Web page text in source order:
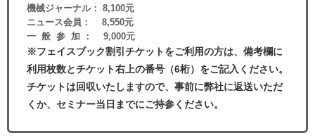
機械ジャーナル： 8,100元
ニュース会員： 8,550元
一 般 参 加 ： 9,000元
※フェイスブック割引チケットをご利用の方は、備考欄に
利用枚数とチケット右上の番号（6桁）をご記入ください。
チケットは回収いたしますので、事前に弊社に返送いただ
くか、セミナー当日までにご持参ください。